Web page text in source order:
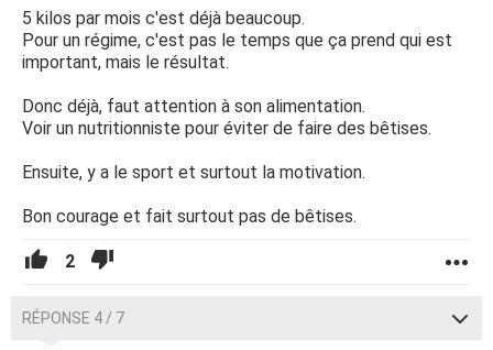
5 kilos par mois c'est déjà beaucoup.
Pour un régime, c'est pas le temps que ça prend qui est
important, mais le résultat.
Donc déjà, faut attention à son alimentation.
Voir un nutritionniste pour éviter de faire des bêtises.
Ensuite, y a le sport et surtout la motivation.
Bon courage et fait surtout pas de bêtises.
2
RÉPONSE 4 / 7